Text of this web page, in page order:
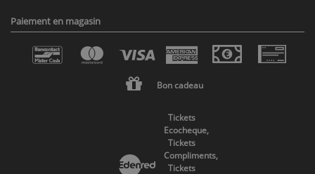
Paiement en magasin
Bon cadeau
Tickets
Ecocheque,
Tickets
Compliments,
Tickets